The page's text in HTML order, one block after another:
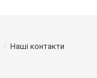
Наші контакти